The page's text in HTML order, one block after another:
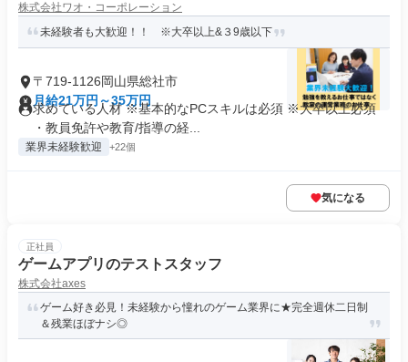
株式会社ワオ・コーポレーション
未経験者も大歓迎！！ ※大卒以上&３9歳以下
〒719-1126岡山県総社市
月給21万円～35万円
求めている人材 ※基本的なPCスキルは必須 ※大卒以上必須
・教員免許や教育/指導の経...
業界未経験歓迎 +22個
気になる
正社員
ゲームアプリのテストスタッフ
株式会社axes
ゲーム好き必見！未経験から憧れのゲーム業界に★完全週休二日制
＆残業ほぼナシ◎